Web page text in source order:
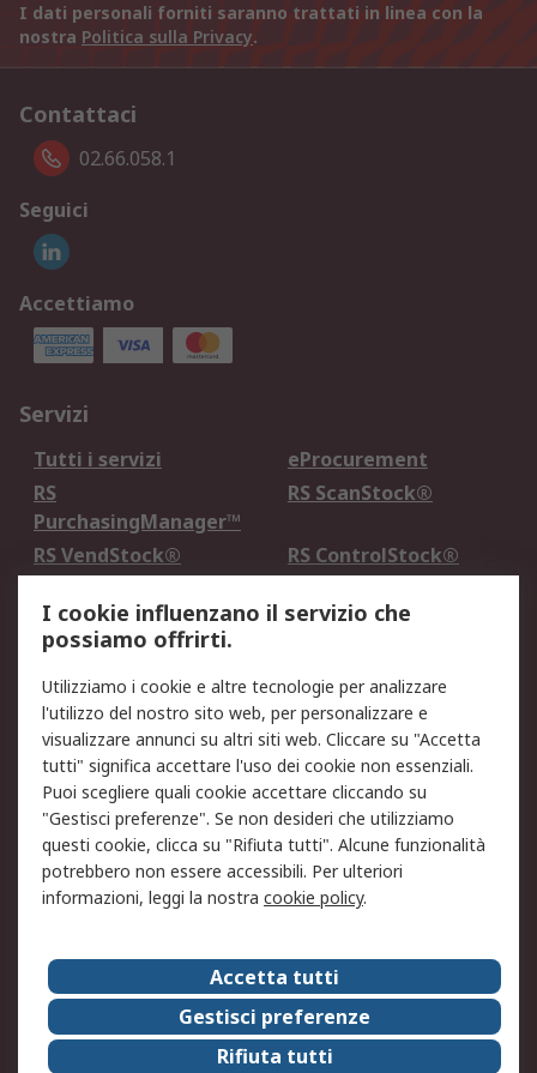
I dati personali forniti saranno trattati in linea con la
nostra Politica sulla Privacy.
Contattaci
02.66.058.1
Seguici
Accettiamo
Servizi
Tutti i servizi
eProcurement
RS
PurchasingManager™
RS ScanStock®
RS VendStock®
RS ControlStock®
Legale
Informativa Cookie
Informativa Privacy -
Aggiornata
Email Security
Termini d'uso
Condizioni di vendita
Condizioni generali di
servizio
Etica e responsabilità
Chi Siamo
Chi Siamo
Contattaci
Supporto
ESG
Carriere
RS Group
Press Centre
Discovery: il Blog di RS
I cookie influenzano il servizio che
possiamo offrirti.
Utilizziamo i cookie e altre tecnologie per analizzare
l'utilizzo del nostro sito web, per personalizzare e
visualizzare annunci su altri siti web. Cliccare su "Accetta
tutti" significa accettare l'uso dei cookie non essenziali.
Puoi scegliere quali cookie accettare cliccando su
"Gestisci preferenze". Se non desideri che utilizziamo
questi cookie, clicca su "Rifiuta tutti". Alcune funzionalità
potrebbero non essere accessibili. Per ulteriori
informazioni, leggi la nostra cookie policy.
Accetta tutti
Gestisci preferenze
Rifiuta tutti